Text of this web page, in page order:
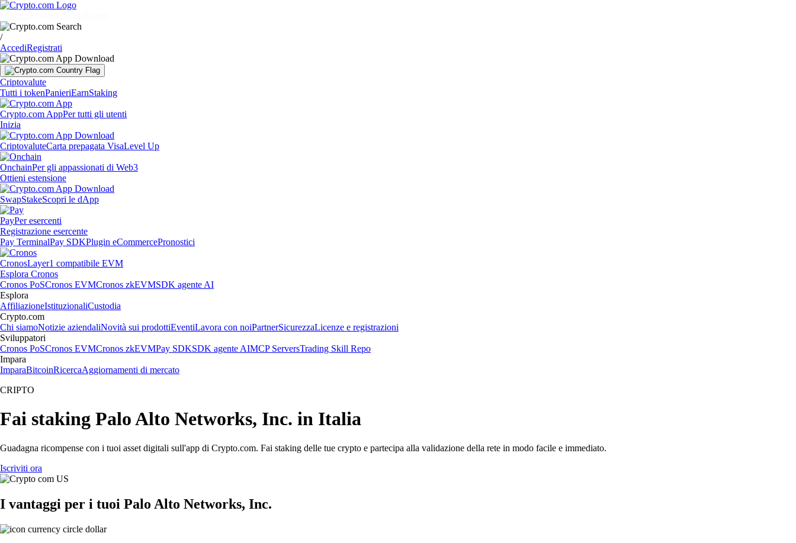
/
AccediRegistrati
Criptovalute
Tutti i tokenPanieriEarnStaking
Crypto.com AppPer tutti gli utenti
Inizia
CriptovaluteCarta prepagata VisaLevel Up
OnchainPer gli appassionati di Web3
Ottieni estensione
SwapStakeScopri le dApp
PayPer esercenti
Registrazione esercente
Pay TerminalPay SDKPlugin eCommercePronostici
CronosLayer1 compatibile EVM
Esplora Cronos
Cronos PoSCronos EVMCronos zkEVMSDK agente AI
Esplora
AffiliazioneIstituzionaliCustodia
Crypto.com
Chi siamoNotizie aziendaliNovità sui prodottiEventiLavora con noiPartnerSicurezzaLicenze e registrazioni
Sviluppatori
Cronos PoSCronos EVMCronos zkEVMPay SDKSDK agente AIMCP ServersTrading Skill Repo
Impara
ImparaBitcoinRicercaAggiornamenti di mercato
CRIPTO
Fai staking Palo Alto Networks, Inc. in Italia
Guadagna ricompense con i tuoi asset digitali sull'app di Crypto.com. Fai staking delle tue crypto e partecipa alla validazione della rete in modo facile e immediato.
Iscriviti ora
I vantaggi per i tuoi Palo Alto Networks, Inc.